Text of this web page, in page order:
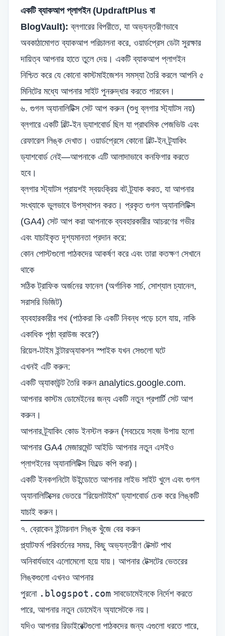
একটি ব্যাকআপ প্লাগইন (UpdraftPlus বা
BlogVault): ব্লগারের বিপরীতে, যা অভ্যন্তরীণভাবে
অবকাঠামোগত ব্যাকআপ পরিচালনা করে, ওয়ার্ডপ্রেস ডেটা সুরক্ষার
দায়িত্ব আপনার হাতে তুলে দেয়। একটি ব্যাকআপ প্লাগইন
নিশ্চিত করে যে কোনো কাস্টমাইজেশন সমস্যা তৈরি করলে আপনি ৫
মিনিটের মধ্যে আপনার সাইট পুনরুদ্ধার করতে পারবেন।
৬. গুগল অ্যানালিটিক্স সেট আপ করুন (শুধু ব্লগার স্ট্যাটস নয়)
ব্লগারে একটি বিল্ট-ইন ড্যাশবোর্ড ছিল যা প্রাথমিক পেজভিউ এবং
রেফারেল লিঙ্ক দেখাত। ওয়ার্ডপ্রেসে কোনো বিল্ট-ইন ট্র্যাকিং
ড্যাশবোর্ড নেই—আপনাকে এটি আলাদাভাবে কনফিগার করতে
হবে।
ব্লগার স্ট্যাটস প্রায়শই স্বয়ংক্রিয় বট ট্র্যাক করত, যা আপনার
সংখ্যাকে ভুলভাবে উপস্থাপন করত। প্রকৃত গুগল অ্যানালিটিক্স
(GA4) সেট আপ করা আপনাকে ব্যবহারকারীর আচরণের গভীর
এবং যাচাইকৃত দৃশ্যমানতা প্রদান করে:
কোন পোস্টগুলো পাঠকদের আকর্ষণ করে এবং তারা কতক্ষণ সেখানে
থাকে
সঠিক ট্রাফিক অর্জনের ফানেল (অর্গানিক সার্চ, সোশ্যাল চ্যানেল,
সরাসরি ভিজিট)
ব্যবহারকারীর পথ (পাঠকরা কি একটি নিবন্ধ পড়ে চলে যায়, নাকি
একাধিক পৃষ্ঠা ব্রাউজ করে?)
রিয়েল-টাইম ইন্টারঅ্যাকশন স্পাইক যখন সেগুলো ঘটে
এখনই এটি করুন:
একটি অ্যাকাউন্ট তৈরি করুন analytics.google.com.
আপনার কাস্টম ডোমেইনের জন্য একটি নতুন প্রপার্টি সেট আপ
করুন।
আপনার ট্র্যাকিং কোড ইনস্টল করুন (সবচেয়ে সহজ উপায় হলো
আপনার GA4 মেজারমেন্ট আইডি আপনার নতুন এসইও
প্লাগইনের অ্যানালিটিক্স ফিল্ডে কপি করা)।
একটি ইনকগনিটো উইন্ডোতে আপনার লাইভ সাইট খুলে এবং গুগল
অ্যানালিটিক্সের ভেতরে “রিয়েলটাইম” ড্যাশবোর্ড চেক করে লিঙ্কটি
যাচাই করুন।
৭. ব্রোকেন ইন্টারনাল লিঙ্ক খুঁজে বের করুন
প্ল্যাটফর্ম পরিবর্তনের সময়, কিছু অভ্যন্তরীণ টেক্সট পাথ
অনিবার্যভাবে এলোমেলো হয়ে যায়। আপনার টেক্সটের ভেতরের
লিঙ্কগুলো এখনও আপনার
পুরনো .blogspot.com সাবডোমেইনকে নির্দেশ করতে
পারে, আপনার নতুন ডোমেইন অ্যাসেটকে নয়।
যদিও আপনার রিডাইরেক্টগুলো পাঠকদের জন্য এগুলো ধরতে পারে,